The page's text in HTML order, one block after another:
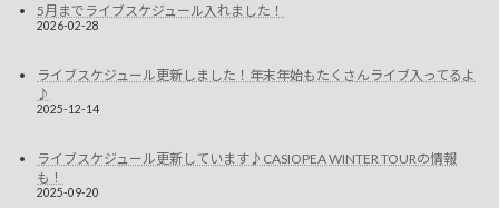
5月までライブスケジュール入れました！
2026-02-28
ライブスケジュール更新しました！年末年始もたくさんライブ入ってるよ
♪
2025-12-14
ライブスケジュール更新しています♪CASIOPEA WINTER TOURの情報
も！
2025-09-20